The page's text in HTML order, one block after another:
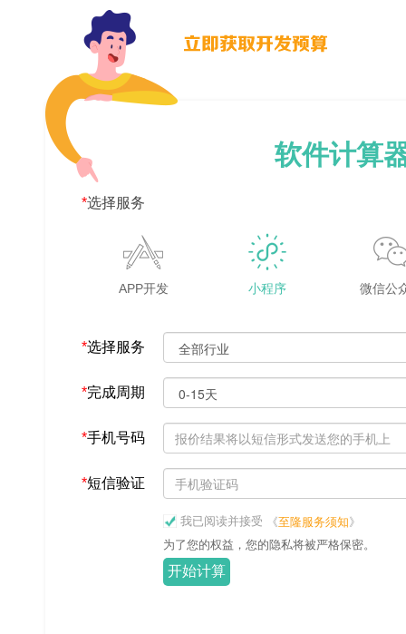
软件计算
*选择服务
APP开发 小程序 微信公
*选择服务
*完成周期
*手机号码
*短信验证
我已阅读并接受 《至隆服务须知》
为了您的权益，您的隐私将被严格保密。
开始计算